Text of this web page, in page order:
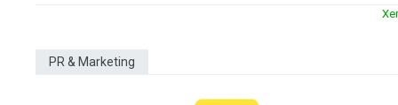
PR & Marketing